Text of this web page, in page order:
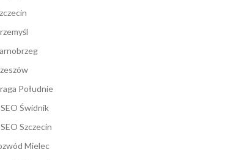
Południe
Świdnik
Szczecin
Mielec